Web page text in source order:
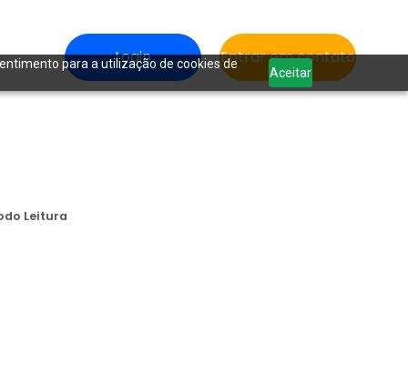
para a utilização de cookies de
Aceitar
Login Entrar em contato
Leitura